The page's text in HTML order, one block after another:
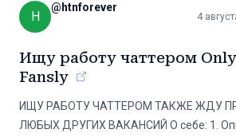
H
@ htnforever
4
Ищу работу чаттером
Fansly
ИЩУ РАБОТУ ЧАТТЕРОМ ТАКЖЕ ЖДУ
ЛЮБЫХ ДРУГИХ ВАКАНСИЙ О себе: 1.